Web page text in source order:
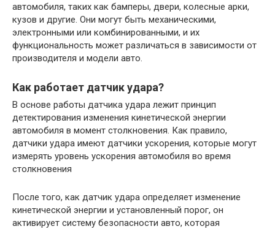
автомобиля, таких как бамперы, двери, колесные арки,
кузов и другие. Они могут быть механическими,
электронными или комбинированными, и их
функциональность может различаться в зависимости от
производителя и модели авто.
Как работает датчик удара?
В основе работы датчика удара лежит принцип
детектирования изменения кинетической энергии
автомобиля в момент столкновения. Как правило,
датчики удара имеют датчики ускорения, которые могут
измерять уровень ускорения автомобиля во время
столкновения
После того, как датчик удара определяет изменение
кинетической энергии и установленный порог, он
активирует систему безопасности авто, которая